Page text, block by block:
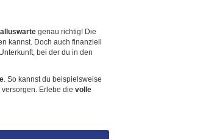
genau richtig! Die
kannst. Doch auch finanziell
bei der du in den
. So kannst du beispielsweise
Erlebe die volle